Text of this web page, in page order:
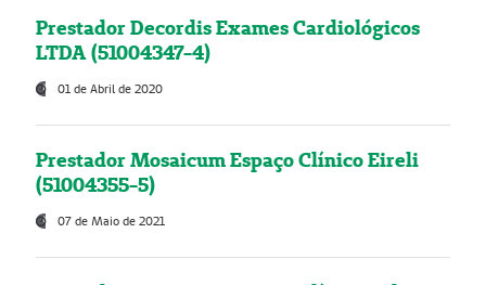
Prestador Decordis Exames Cardiológicos
LTDA (51004347-4)
01 de Abril de 2020
Prestador Mosaicum Espaço Clínico Eireli
(51004355-5)
07 de Maio de 2021